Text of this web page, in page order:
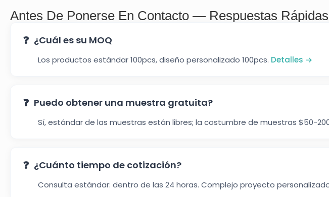
Antes De Ponerse En Contacto — Respuestas Rápidas
¿Cuál es su MOQ
Los productos estándar 100pcs, diseño personalizado 100pcs. Detalles →
Puedo obtener una muestra gratuita?
Sí, estándar de las muestras están libres; la costumbre de muestras $50-
¿Cuánto tiempo de cotización?
Consulta estándar: dentro de las 24 horas. Complejo proyecto